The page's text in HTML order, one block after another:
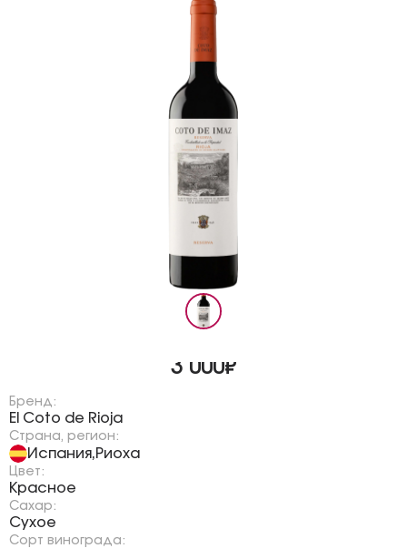
3 000₽
Бренд:
El Coto de Rioja
Страна, регион:
Испания,Риоха
Цвет:
Красное
Сахар:
Сухое
Сорт винограда: